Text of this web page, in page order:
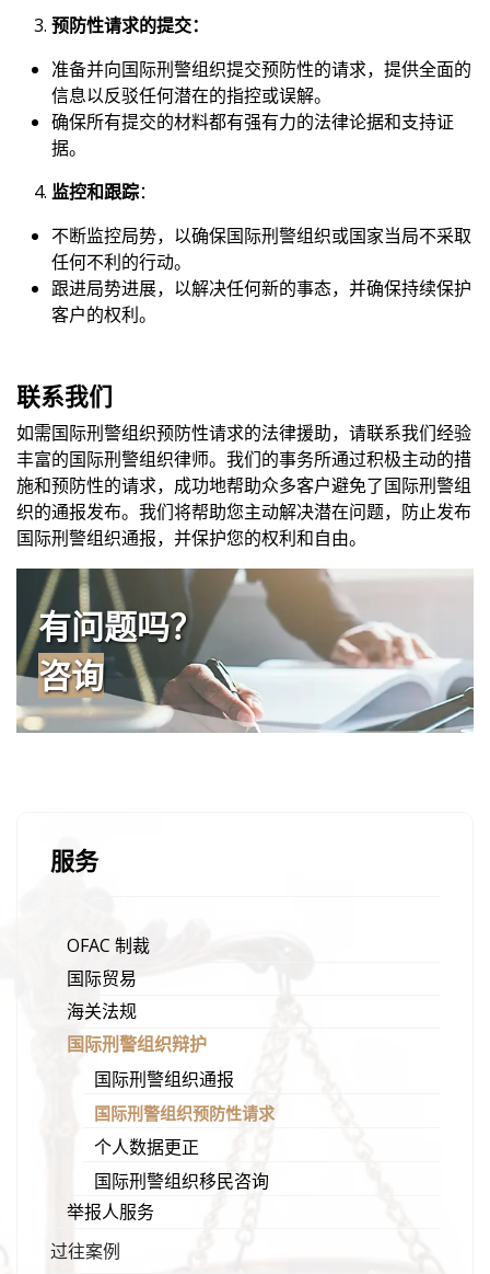
服务
OFAC 制裁
国际贸易
海关法规
国际刑警组织辩护
国际刑警组织通报
国际刑警组织预防性请求
个人数据更正
国际刑警组织移民咨询
举报人服务
过往案例
预防性请求的提交：
准备并向国际刑警组织提交预防性的请求，提供全面的
信息以反驳任何潜在的指控或误解。
确保所有提交的材料都有强有力的法律论据和支持证
据。
监控和跟踪：
不断监控局势，以确保国际刑警组织或国家当局不采取
任何不利的行动。
跟进局势进展，以解决任何新的事态，并确保持续保护
客户的权利。
联系我们
如需国际刑警组织预防性请求的法律援助，请联系我们经验
丰富的国际刑警组织律师。我们的事务所通过积极主动的措
施和预防性的请求，成功地帮助众多客户避免了国际刑警组
织的通报发布。我们将帮助您主动解决潜在问题，防止发布
国际刑警组织通报，并保护您的权利和自由。
有问题吗？
咨询